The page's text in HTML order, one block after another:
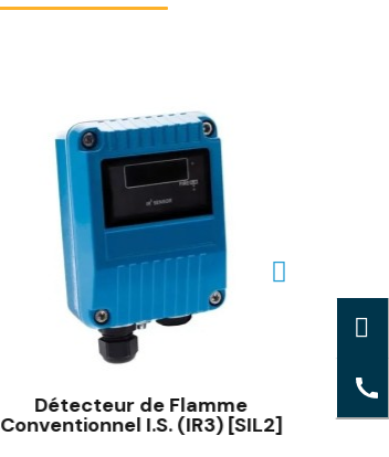
Détecteur de Flamme
Conventionnel I.S. (IR3) [SIL2]